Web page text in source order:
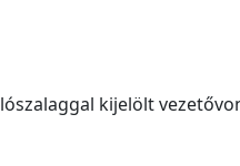
kijelölt